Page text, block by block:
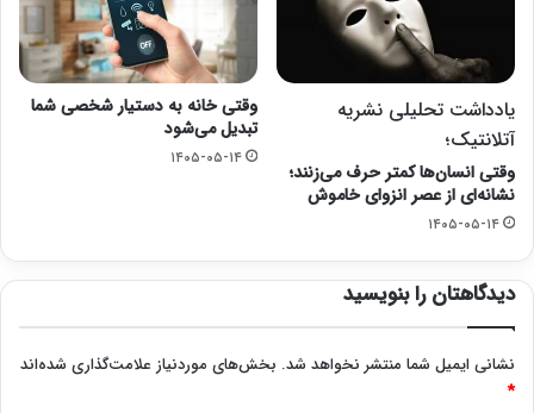
یادداشت تحلیلی نشریه
آتلانتیک؛
وقتی انسان‌ها کمتر حرف می‌زنند؛
نشانه‌ای از عصر انزوای خاموش
۱۴۰۵-۰۵-۱۴
وقتی خانه به دستیار شخصی شما
تبدیل می‌شود
۱۴۰۵-۰۵-۱۴
دیدگاهتان را بنویسید
نشانی ایمیل شما منتشر نخواهد شد. بخش‌های موردنیاز علامت‌گذاری شده‌اند
*